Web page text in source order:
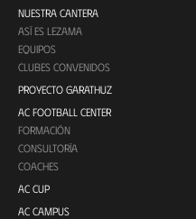
NUESTRA CANTERA
ASÍ ES LEZAMA
EQUIPOS
CLUBES CONVENIDOS
PROYECTO GARATHUZ
AC FOOTBALL CENTER
FORMACIÓN
CONSULTORÍA
COACHES
AC CUP
AC CAMPUS